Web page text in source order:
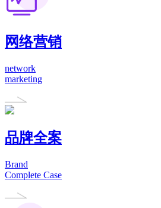
网络营销
network
marketing
品牌全案
Brand
Complete Case